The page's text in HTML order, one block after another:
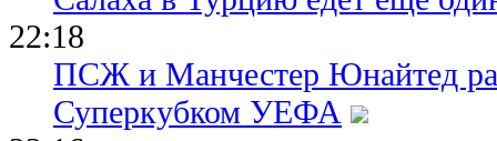
22:18
ПСЖ и Манчестер Юнайтед
Суперкубком УЕФА